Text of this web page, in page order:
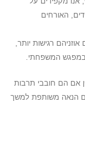
האורחים
רגישות יותר,
במפגש המשפחתי.
אם הם חובבי תרבות
הנאה משותפת למשך